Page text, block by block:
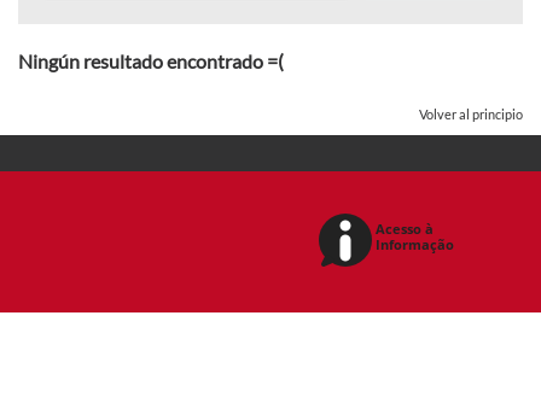
Ningún resultado encontrado =(
Volver al principio